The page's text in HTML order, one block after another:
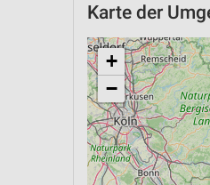
Karte der
+
−